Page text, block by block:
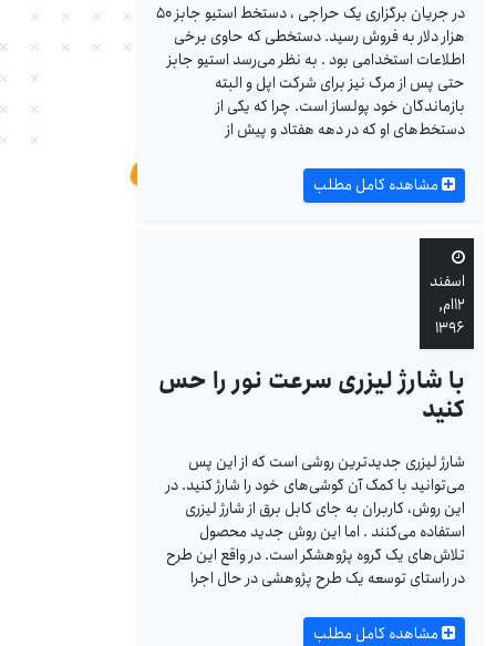
در جریان برگزاری یک حراجی ، دستخط استیو جابز ۵۰
هزار دلار به فروش رسید. دستخطی که حاوی برخی
اطلاعات استخدامی بود . به نظر می‌رسد استیو جابز
حتی پس از مرگ نیز برای شرکت اپل و البته
بازماندگان خود پولساز است. چرا که یکی از
دستخط‌های او که در دهه هفتاد و پیش از
مشاهده کامل مطلب
اسفند
۱۲ام,
۱۳۹۶
با شارژ لیزری سرعت نور را حس
کنید
شارژ لیزری جدیدترین روشی است که از این پس
می‌توانید با کمک آن گوشی‌های خود را شارژ کنید. در
این روش، کاربران به جای کابل برق از شارژ لیزری
استفاده می‌کنند . اما این روش جدید محصول
تلاش‌های یک گروه پژوهشگر است. در واقع این طرح
در راستای توسعه یک طرح پژوهشی در حال اجرا
مشاهده کامل مطلب